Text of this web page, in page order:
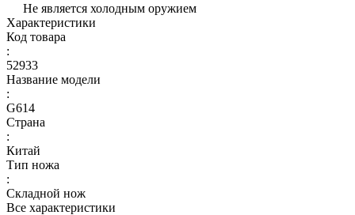
Не является холодным оружием
Характеристики
Код товара
:
52933
Название модели
:
G614
Страна
:
Китай
Тип ножа
:
Складной нож
Все характеристики